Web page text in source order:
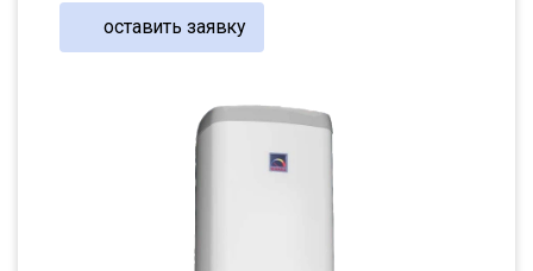
оставить заявку